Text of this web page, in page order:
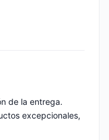
de la entrega.
excepcionales,